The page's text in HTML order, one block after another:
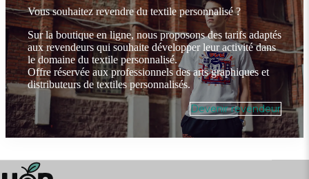
Vous souhaitez revendre du textile personnalisé ?
Sur la boutique en ligne, nous proposons des tarifs adaptés
aux revendeurs qui souhaite développer leur activité dans
le domaine du textile personnalisé.
Offre réservée aux professionnels des arts graphiques et
distributeurs de textiles personnalisés.
Devenir revendeur